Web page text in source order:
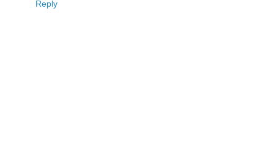
Reply